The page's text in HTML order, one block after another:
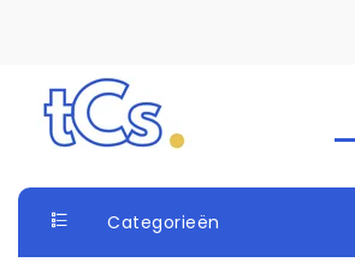
Skip to content
Categorieën